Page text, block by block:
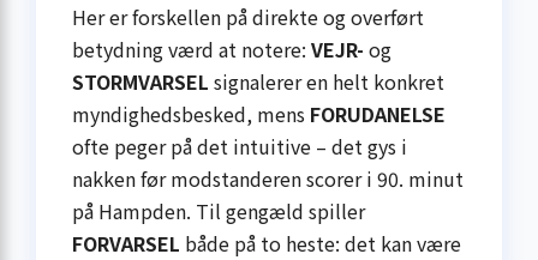
Her er forskellen på direkte og overført
betydning værd at notere: VEJR- og
STORMVARSEL signalerer en helt konkret
myndighedsbesked, mens FORUDANELSE
ofte peger på det intuitive – det gys i
nakken før modstanderen scorer i 90. minut
på Hampden. Til gengæld spiller
FORVARSEL både på to heste: det kan være